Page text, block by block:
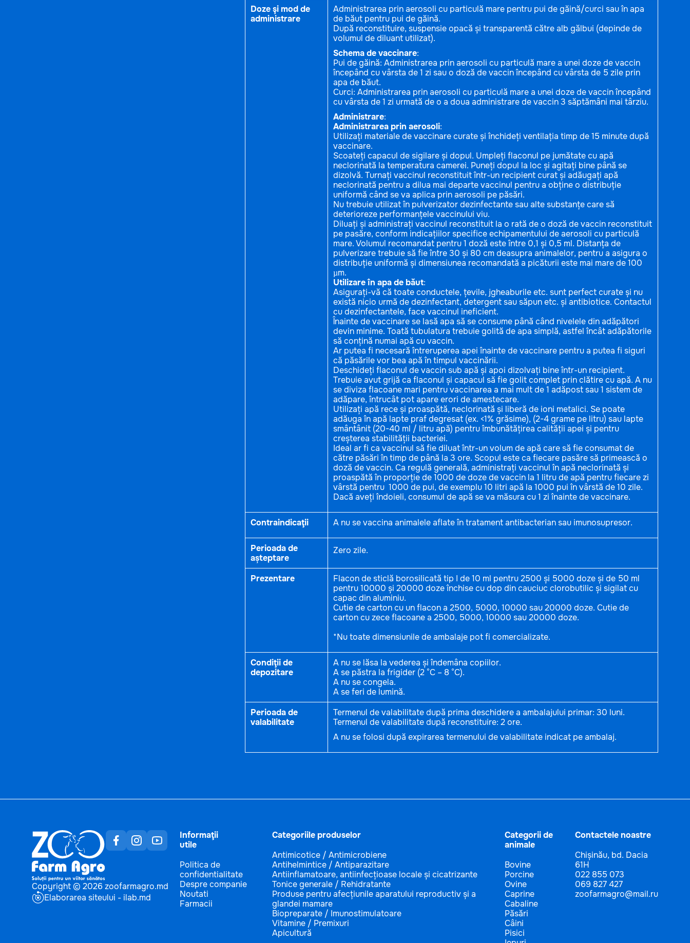
Doze şi mod de
administrare
Administrarea prin aerosoli cu particulă mare pentru pui de găină/curci sau în apa
de băut pentru pui de găină.
După reconstituire, suspensie opacă și transparentă către alb gălbui (depinde de
volumul de diluant utilizat).
Schema de vaccinare:
Pui de găină: Administrarea prin aerosoli cu particulă mare a unei doze de vaccin
începând cu vârsta de 1 zi sau o doză de vaccin începând cu vârsta de 5 zile prin
apa de băut.
Curci: Administrarea prin aerosoli cu particulă mare a unei doze de vaccin începând
cu vârsta de 1 zi urmată de o a doua administrare de vaccin 3 săptămâni mai târziu.
Administrare:
Administrarea prin aerosoli:
Utilizați materiale de vaccinare curate și închideți ventilația timp de 15 minute după
vaccinare.
Scoateți capacul de sigilare și dopul. Umpleți flaconul pe jumătate cu apă
neclorinată la temperatura camerei. Puneți dopul la loc și agitați bine până se
dizolvă. Turnați vaccinul reconstituit într-un recipient curat și adăugați apă
neclorinată pentru a dilua mai departe vaccinul pentru a obține o distribuție
uniformă când se va aplica prin aerosoli pe păsări.
Nu trebuie utilizat în pulverizator dezinfectante sau alte substanțe care să
deterioreze performanțele vaccinului viu.
Diluați și administrați vaccinul reconstituit la o rată de o doză de vaccin reconstituit
pe pasăre, conform indicațiilor specifice echipamentului de aerosoli cu particulă
mare. Volumul recomandat pentru 1 doză este între 0,1 și 0,5 ml. Distanța de
pulverizare trebuie să fie între 30 și 80 cm deasupra animalelor, pentru a asigura o
distribuție uniformă și dimensiunea recomandată a picăturii este mai mare de 100
µm.
Utilizare în apa de băut:
Asigurați-vă că toate conductele, țevile, jgheaburile etc. sunt perfect curate și nu
există nicio urmă de dezinfectant, detergent sau săpun etc. și antibiotice. Contactul
cu dezinfectantele, face vaccinul ineficient.
Înainte de vaccinare se lasă apa să se consume până când nivelele din adăpători
devin minime. Toată tubulatura trebuie golită de apa simplă, astfel încât adăpătorile
să conțină numai apă cu vaccin.
Ar putea fi necesară întreruperea apei înainte de vaccinare pentru a putea fi siguri
că păsările vor bea apă în timpul vaccinării.
Deschideți flaconul de vaccin sub apă și apoi dizolvați bine într-un recipient.
Trebuie avut grijă ca flaconul și capacul să fie golit complet prin clătire cu apă. A nu
se diviza flacoane mari pentru vaccinarea a mai mult de 1 adăpost sau 1 sistem de
adăpare, întrucât pot apare erori de amestecare.
Utilizați apă rece și proaspătă, neclorinată și liberă de ioni metalici. Se poate
adăuga în apă lapte praf degresat (ex. <1% grăsime), (2-4 grame pe litru) sau lapte
smântânit (20-40 ml / litru apă) pentru îmbunătățirea calității apei și pentru
creșterea stabilității bacteriei.
Ideal ar fi ca vaccinul să fie diluat într-un volum de apă care să fie consumat de
către păsări în timp de până la 3 ore. Scopul este ca fiecare pasăre să primească o
doză de vaccin. Ca regulă generală, administrați vaccinul în apă neclorinată și
proaspătă în proporție de 1000 de doze de vaccin la 1 litru de apă pentru fiecare zi
vârstă pentru 1000 de pui, de exemplu 10 litri apă la 1000 pui în vârstă de 10 zile.
Dacă aveți îndoieli, consumul de apă se va măsura cu 1 zi înainte de vaccinare.
Contraindicaţii A nu se vaccina animalele aflate în tratament antibacterian sau imunosupresor.
Perioada de
așteptare
Zero zile.
Prezentare
Flacon de sticlă borosilicată tip I de 10 ml pentru 2500 și 5000 doze și de 50 ml
pentru 10000 și 20000 doze închise cu dop din cauciuc clorobutilic și sigilat cu
capac din aluminiu.
Cutie de carton cu un flacon a 2500, 5000, 10000 sau 20000 doze. Cutie de
carton cu zece flacoane a 2500, 5000, 10000 sau 20000 doze.
*Nu toate dimensiunile de ambalaje pot fi comercializate.
Condiţii de
depozitare
A nu se lăsa la vederea și îndemâna copiilor.
A se păstra la frigider (2 °C – 8 °C).
A nu se congela.
A se feri de lumină.
Perioada de
valabilitate
Termenul de valabilitate după prima deschidere a ambalajului primar: 30 luni.
Termenul de valabilitate după reconstituire: 2 ore.
A nu se folosi după expirarea termenului de valabilitate indicat pe ambalaj.
Copyright © 2026 zoofarmagro.md
Elaborarea siteului - ilab.md
Informaţii
utile
Politica de
confidentialitate
Despre companie
Noutati
Farmacii
Categoriile produselor
Antimicotice / Antimicrobiene
Antihelmintice / Antiparazitare
Antiinflamatoare, antiinfecțioase locale și cicatrizante
Tonice generale / Rehidratante
Produse pentru afecțiunile aparatului reproductiv și a
glandei mamare
Biopreparate / Imunostimulatoare
Vitamine / Premixuri
Apicultură
Categorii de
animale
Bovine
Porcine
Ovine
Caprine
Cabaline
Păsări
Câini
Pisici
Contactele noastre
Chișinău, bd. Dacia
61H
022 855 073
069 827 427
zoofarmagro@mail.ru